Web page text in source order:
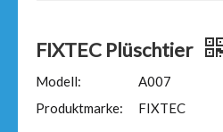
FIXTEC Plüschtier
Modell:
A007
Produktmarke:
FIXTEC